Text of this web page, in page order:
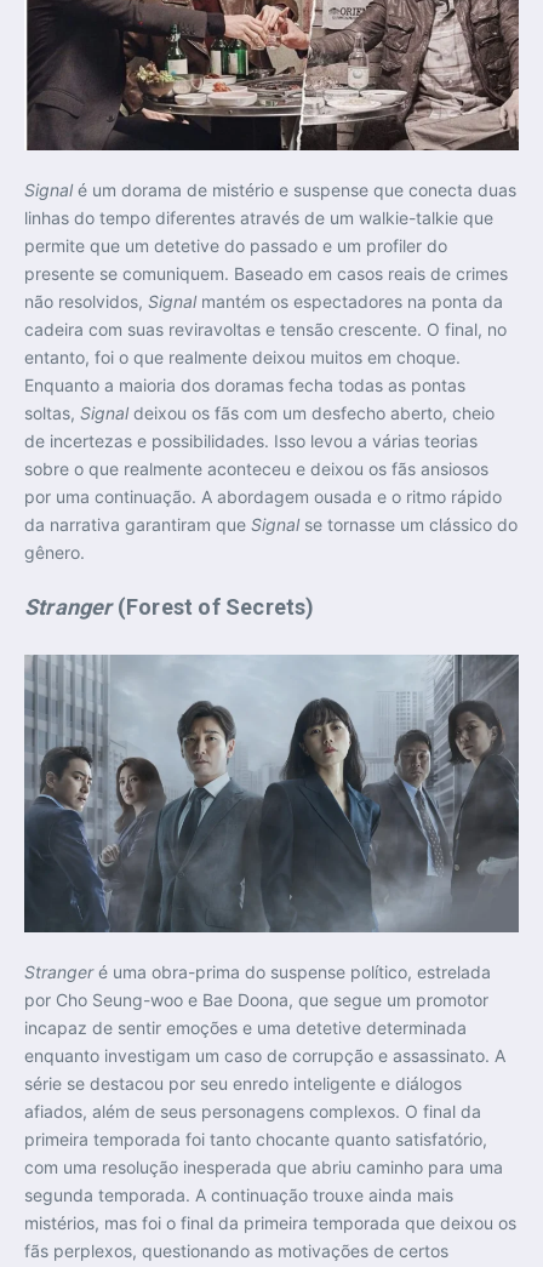
Signalé um dorama de mistério e suspense que conecta duas
linhas do tempo diferentes através de um walkie-talkie que
permite que um detetive do passado e um profiler do
presente se comuniquem. Baseado em casos reais de crimes
não resolvidos, Signalmantém os espectadores na ponta da
cadeira com suas reviravoltas e tensão crescente. O final, no
entanto, foi o que realmente deixou muitos em choque.
Enquanto a maioria dos doramas fecha todas as pontas
soltas, Signaldeixou os fãs com um desfecho aberto, cheio
de incertezas e possibilidades. Isso levou a várias teorias
sobre o que realmente aconteceu e deixou os fãs ansiosos
por uma continuação. A abordagem ousada e o ritmo rápido
da narrativa garantiram que Signalse tornasse um clássico do
gênero.
Stranger(Forest of Secrets)
Strangeré uma obra-prima do suspense político, estrelada
por Cho Seung-woo e Bae Doona, que segue um promotor
incapaz de sentir emoções e uma detetive determinada
enquanto investigam um caso de corrupção e assassinato. A
série se destacou por seu enredo inteligente e diálogos
afiados, além de seus personagens complexos. O final da
primeira temporada foi tanto chocante quanto satisfatório,
com uma resolução inesperada que abriu caminho para uma
segunda temporada. A continuação trouxe ainda mais
mistérios, mas foi o final da primeira temporada que deixou os
fãs perplexos, questionando as motivações de certos